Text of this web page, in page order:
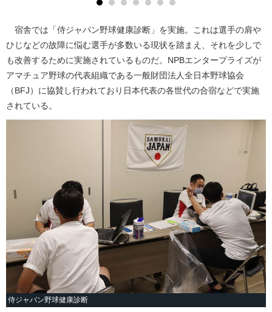
宿舎では「侍ジャパン野球健康診断」を実施。これは選手の肩や
ひじなどの故障に悩む選手が多数いる現状を踏まえ、それを少しで
も改善するために実施されているものだ。NPBエンタープライズが
アマチュア野球の代表組織である一般財団法人全日本野球協会
（BFJ）に協賛し行われており日本代表の各世代の合宿などで実施
されている。
侍ジャパン野球健康診断